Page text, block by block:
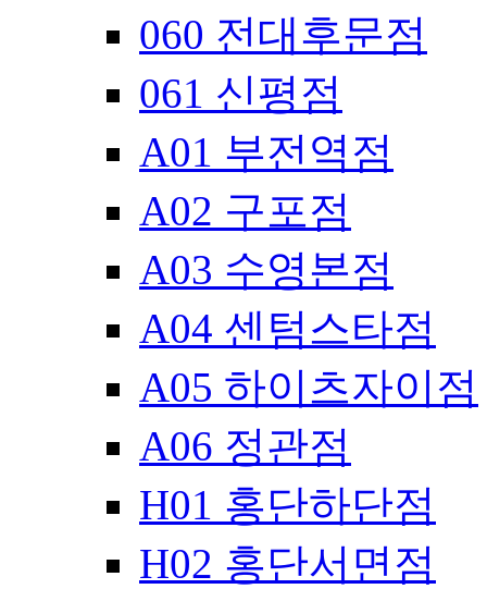
060 전대후문점
061 신평점
A01 부전역점
A02 구포점
A03 수영본점
A04 센텀스타점
A05 하이츠자이점
A06 정관점
H01 홍단하단점
H02 홍단서면점